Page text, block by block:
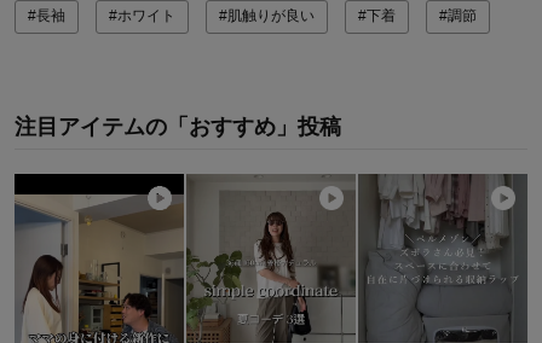
#長袖 #ホワイト #肌触りが良い #下着 #調節
注目アイテムの「おすすめ」投稿